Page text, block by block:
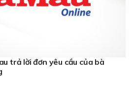
trả lời đơn yêu cầu của bà